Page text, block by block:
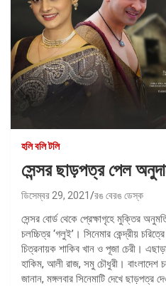
হলি বলি টলি
সেন্সর ছাড়পত্র পেল
ডিসেম্বর 29, 2021 রঙ বেরঙ ডেস্ক
সেন্সর বোর্ড থেকে প্রেক্ষাগৃহে মুক্তির
চলচ্চিত্র ‘গলুই’। সিনেমার কেন্দ্রীয়
চিত্রনায়ক শাকিব খান ও পূজা চেরী।
হাকিম, আলী রাজ, সমু চৌধুরী। বাংলাদেশ
জানান, মঙ্গলবার সিনেমাটি দেখে ছাড়পত্র